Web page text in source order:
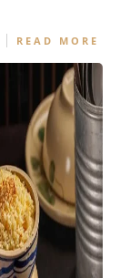
READ MORE